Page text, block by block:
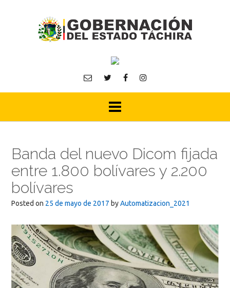
Banda del nuevo Dicom fijada
entre 1.800 bolívares y 2.200
bolívares
Posted on 25 de mayo de 2017 byAutomatizacion_2021